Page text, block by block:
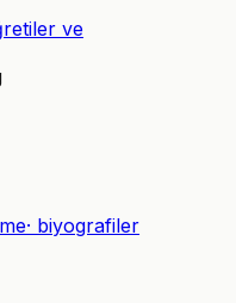
ve
· biyografiler